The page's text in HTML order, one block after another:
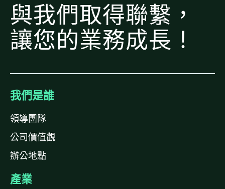
與我們取得聯繫，
讓您的業務成長！
我們是誰
領導團隊
公司價值觀
辦公地點
產業